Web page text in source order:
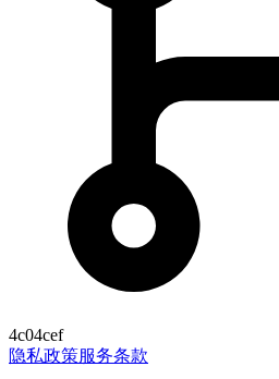
4c04cef
隐私政策服务条款